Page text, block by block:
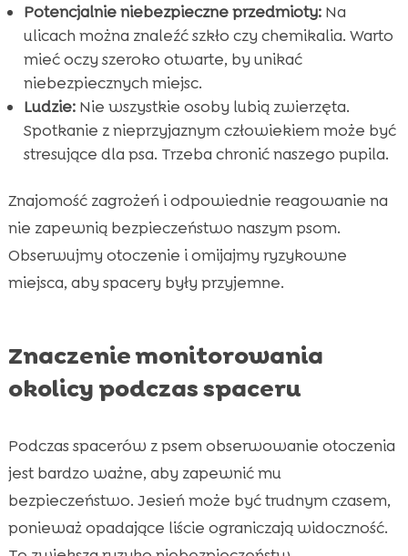
Potencjalnie niebezpieczne przedmioty:Na
ulicach można znaleźć szkło czy chemikalia. Warto
mieć oczy szeroko otwarte, by unikać
niebezpiecznych miejsc.
Ludzie:Nie wszystkie osoby lubią zwierzęta.
Spotkanie z nieprzyjaznym człowiekiem może być
stresujące dla psa. Trzeba chronić naszego pupila.
Znajomość zagrożeń i odpowiednie reagowanie na
nie zapewnią bezpieczeństwo naszym psom.
Obserwujmy otoczenie i omijajmy ryzykowne
miejsca, aby spacery były przyjemne.
Znaczenie monitorowania
okolicy podczas spaceru
Podczas spacerów z psem obserwowanie otoczenia
jest bardzo ważne, aby zapewnić mu
bezpieczeństwo. Jesień może być trudnym czasem,
ponieważ opadające liście ograniczają widoczność.